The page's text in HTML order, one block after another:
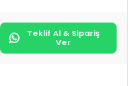
Teklif Al & Sipariş
Ver